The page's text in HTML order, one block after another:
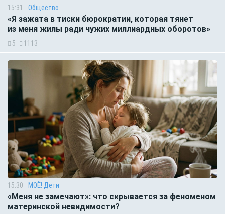
15:31 Общество
«Я зажата в тиски бюрократии, которая тянет
из меня жилы ради чужих миллиардных оборотов»
5 1113
15:30 МОЁ! Дети
«Меня не замечают»: что скрывается за феноменом
материнской невидимости?